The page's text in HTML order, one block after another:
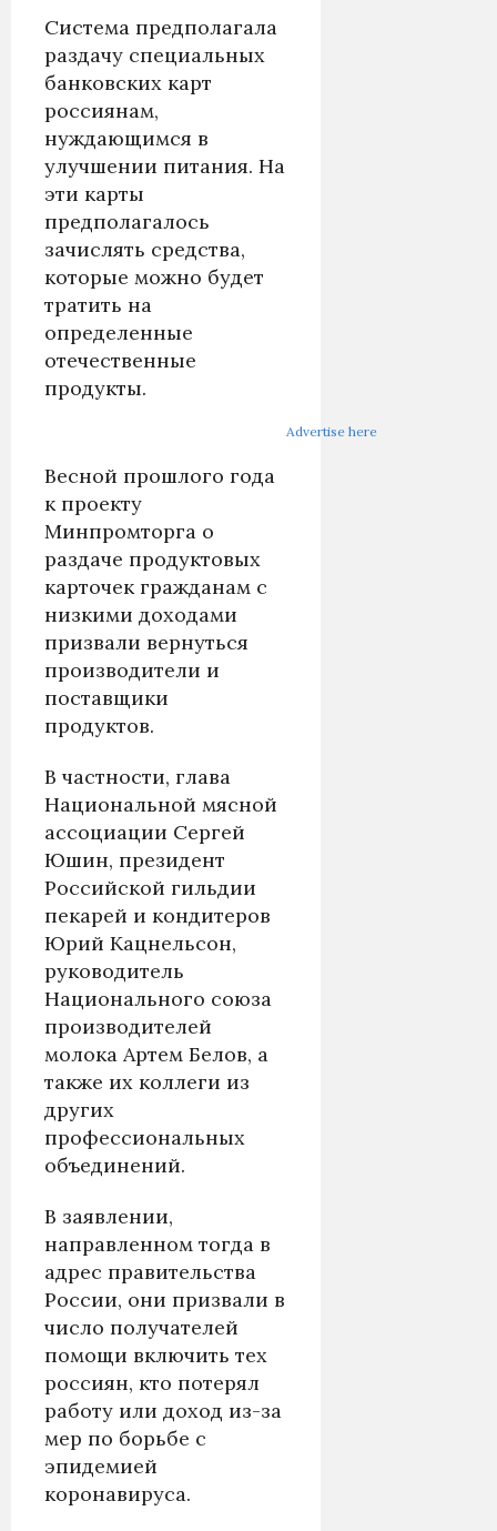
Система предполагала
раздачу специальных
банковских карт
россиянам,
нуждающимся в
улучшении питания. На
эти карты
предполагалось
зачислять средства,
которые можно будет
тратить на
определенные
отечественные
продукты.
Advertise here
Весной прошлого года
к проекту
Минпромторга о
раздаче продуктовых
карточек гражданам с
низкими доходами
призвали вернуться
производители и
поставщики
продуктов.
В частности, глава
Национальной мясной
ассоциации Сергей
Юшин, президент
Российской гильдии
пекарей и кондитеров
Юрий Кацнельсон,
руководитель
Национального союза
производителей
молока Артем Белов, а
также их коллеги из
других
профессиональных
объединений.
В заявлении,
направленном тогда в
адрес правительства
России, они призвали в
число получателей
помощи включить тех
россиян, кто потерял
работу или доход из-за
мер по борьбе с
эпидемией
коронавируса.